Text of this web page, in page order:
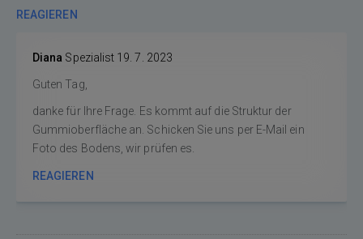
REAGIEREN
Diana Spezialist 19. 7. 2023
Guten Tag,
danke für Ihre Frage. Es kommt auf die Struktur der
Gummioberfläche an. Schicken Sie uns per E-Mail ein
Foto des Bodens, wir prüfen es.
REAGIEREN